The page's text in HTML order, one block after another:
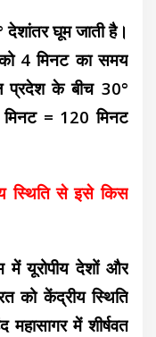
घूम जाती है।
4 मिनट का समय
प्रदेश के बीच 30°
= 120 मिनट
स्थिति से इसे किस
में यूरोपीय देशों और
को केंद्रीय स्थिति
महासागर में शीर्षवत